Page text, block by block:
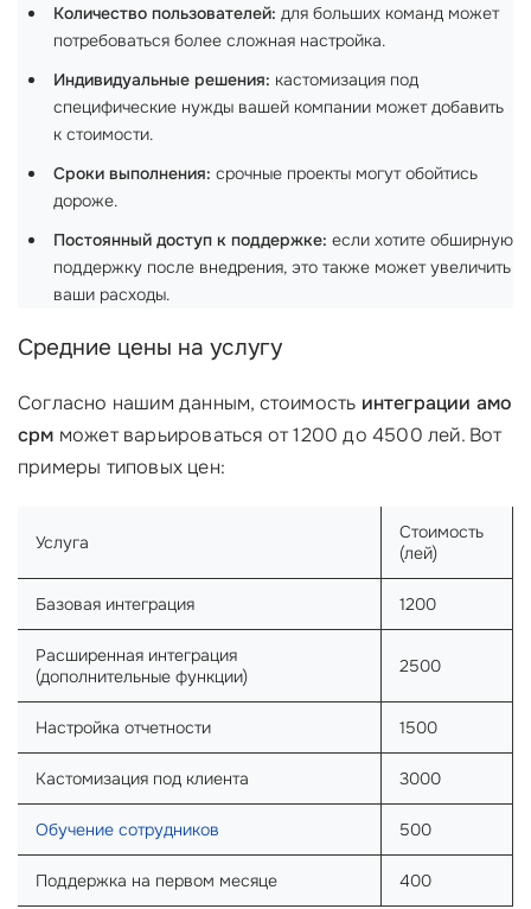
Количество пользователей: для больших команд может
потребоваться более сложная настройка.
Индивидуальные решения: кастомизация под
специфические нужды вашей компании может добавить
к стоимости.
Сроки выполнения: срочные проекты могут обойтись
дороже.
Постоянный доступ к поддержке: если хотите обширную
поддержку после внедрения, это также может увеличить
ваши расходы.
Средние цены на услугу
Согласно нашим данным, стоимость интеграции амо
срм может варьироваться от 1200 до 4500 лей. Вот
примеры типовых цен:
Услуга
Стоимость
(лей)
Базовая интеграция 1200
Расширенная интеграция
(дополнительные функции)
2500
Настройка отчетности 1500
Кастомизация под клиента 3000
Обучение сотрудников 500
Поддержка на первом месяце 400